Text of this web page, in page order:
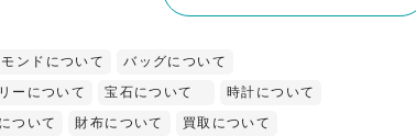
ンドについて
バッグについて
ーについて
宝石について
時計について
ついて
財布について
買取について